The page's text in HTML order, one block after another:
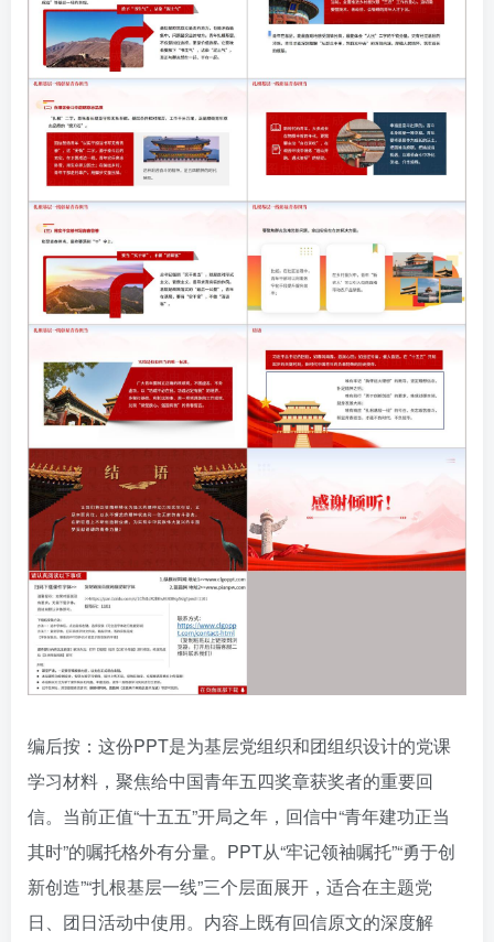
编后按：这份PPT是为基层党组织和团组织设计的党课
学习材料，聚焦给中国青年五四奖章获奖者的重要回
信。当前正值“十五五”开局之年，回信中“青年建功正当
其时”的嘱托格外有分量。PPT从“牢记领袖嘱托”“勇于创
新创造”“扎根基层一线”三个层面展开，适合在主题党
日、团日活动中使用。内容上既有回信原文的深度解